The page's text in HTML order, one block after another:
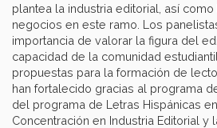
plantea la industria editorial, así
negocios en este ramo. Los
importancia de valorar la figura del
capacidad de la comunidad
propuestas para la formación de
han fortalecido gracias al programa
del programa de Letras Hispánicas
Concentración en Industria Editorial y